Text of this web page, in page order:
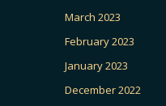
March 2023
February 2023
January 2023
December 2022